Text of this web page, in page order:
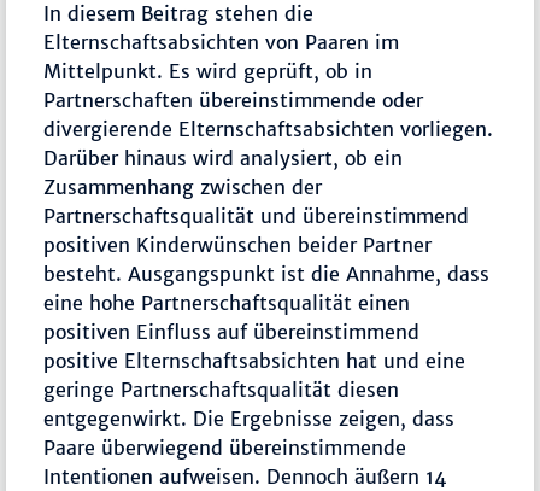
In diesem Beitrag stehen die
Elternschaftsabsichten von Paaren im
Mittelpunkt. Es wird geprüft, ob in
Partnerschaften übereinstimmende oder
divergierende Elternschaftsabsichten vorliegen.
Darüber hinaus wird analysiert, ob ein
Zusammenhang zwischen der
Partnerschaftsqualität und übereinstimmend
positiven Kinderwünschen beider Partner
besteht. Ausgangspunkt ist die Annahme, dass
eine hohe Partnerschaftsqualität einen
positiven Einfluss auf übereinstimmend
positive Elternschaftsabsichten hat und eine
geringe Partnerschaftsqualität diesen
entgegenwirkt. Die Ergebnisse zeigen, dass
Paare überwiegend übereinstimmende
Intentionen aufweisen. Dennoch äußern 14